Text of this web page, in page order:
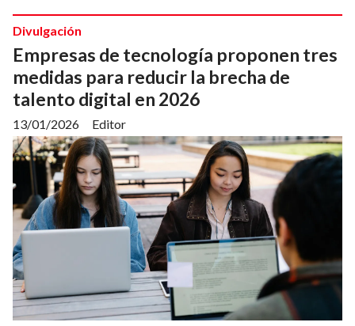
Empresas de tecnología proponen tres
medidas para reducir la brecha de
talento digital en 2026
Editor
Divulgación
13/01/2026